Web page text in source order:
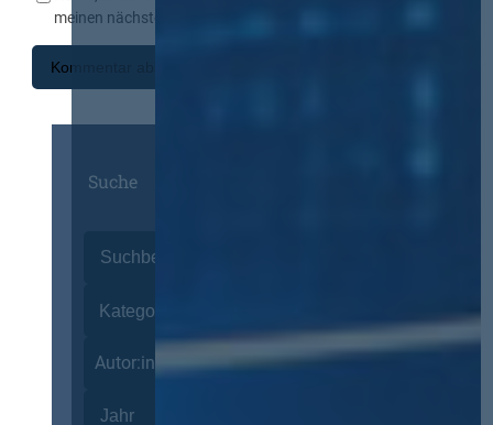
meinen nächsten Kommentar speichern.
Suche
Autor:innen